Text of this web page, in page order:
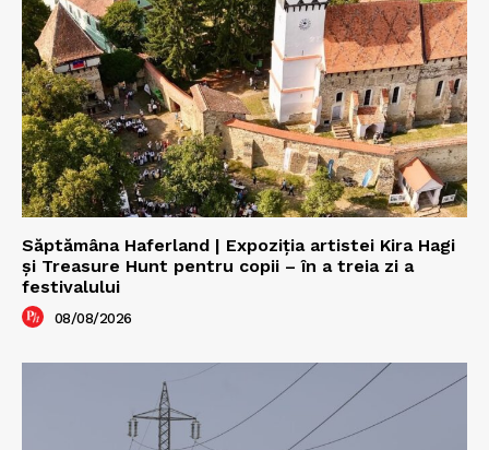
Săptămâna Haferland | Expoziţia artistei Kira Hagi
şi Treasure Hunt pentru copii – în a treia zi a
festivalului
08/08/2026